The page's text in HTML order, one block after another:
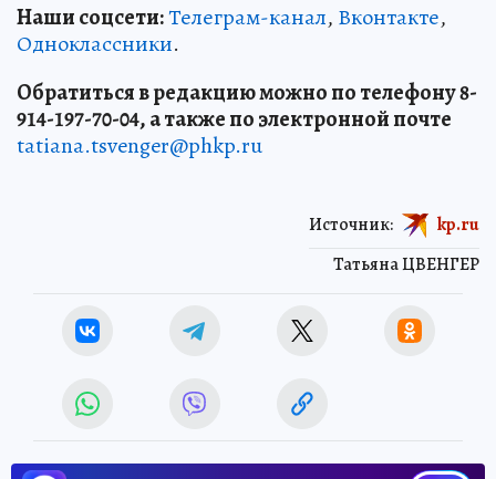
Наши соцсети:Телеграм-канал, Вконтакте,
Одноклассники.
Обратиться в редакцию можно по телефону 8-
914-197-70-04, а также по электронной почте
tatiana.tsvenger@phkp.ru
Татьяна ЦВЕНГЕР
Источник: kp.ru